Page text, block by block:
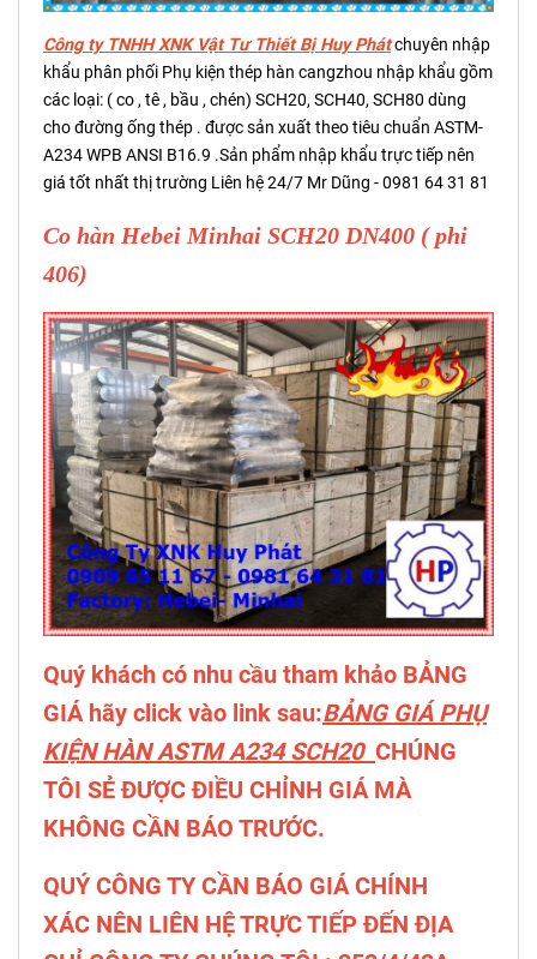
Công ty TNHH XNK Vật Tư Thiết Bị Huy Phátchuyên nhập
khẩu phân phối Phụ kiện thép hàn cangzhou nhập khẩu gồm
các loại: ( co , tê , bầu , chén) SCH20, SCH40, SCH80 dùng
cho đường ống thép . được sản xuất theo tiêu chuẩn ASTM-
A234 WPB ANSI B16.9 .Sản phẩm nhập khẩu trực tiếp nên
giá tốt nhất thị trường Liên hệ 24/7 Mr Dũng - 0981 64 31 81
Co hàn Hebei Minhai SCH20 DN400 ( phi
406)
Quý khách có nhu cầu tham khảo BẢNG
GIÁ hãy click vào link sau:BẢNG GIÁ PHỤ
KIỆN HÀN ASTM A234 SCH20 CHÚNG
TÔI SẺ ĐƯỢC ĐIỀU CHỈNH GIÁ MÀ
KHÔNG CẦN BÁO TRƯỚC.
QUÝ CÔNG TY CẦN BÁO GIÁ CHÍNH
XÁC NÊN LIÊN HỆ TRỰC TIẾP ĐẾN ĐỊA